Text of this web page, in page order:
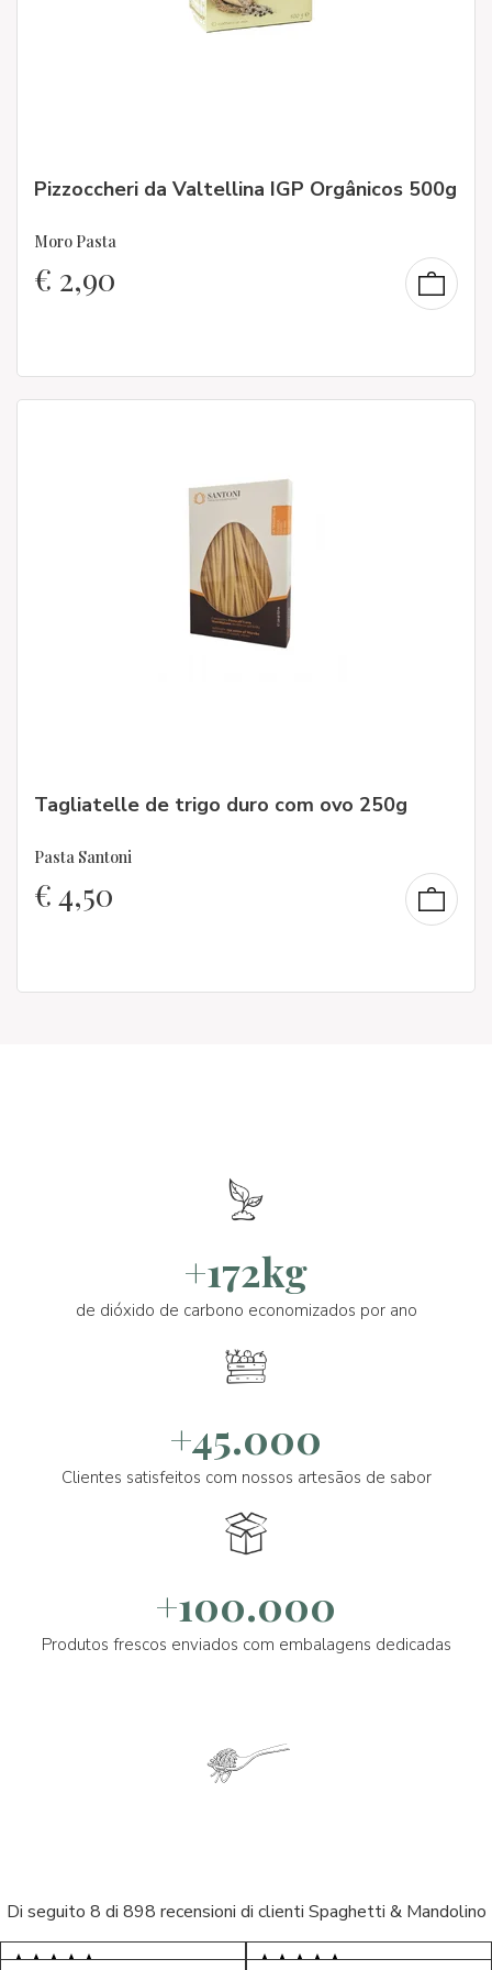
Pizzoccheri da Valtellina IGP Orgânicos 500g
Moro Pasta
€ 2,90
Tagliatelle de trigo duro com ovo 250g
Pasta Santoni
€4,50
+172kg
de dióxido de carbono economizados por ano
+45.000
Clientes satisfeitos com nossos artesãos de sabor
+100.000
Produtos frescos enviados com embalagens dedicadas
Di seguito 8 di 898 recensioni di clienti Spaghetti & Mandolino
AR